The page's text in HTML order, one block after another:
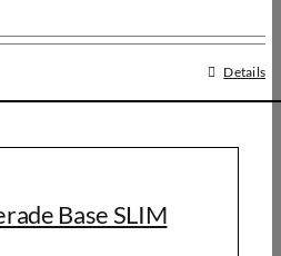
Details
Base SLIM